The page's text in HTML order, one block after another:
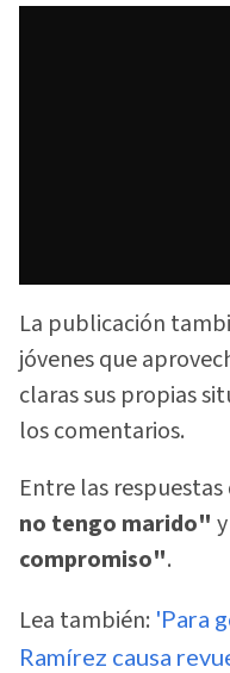
La publicación
jóvenes que
claras sus propias
los comentarios.
Entre las
no tengo marido" y
compromiso".
Lea también: 'Para
Ramírez causa